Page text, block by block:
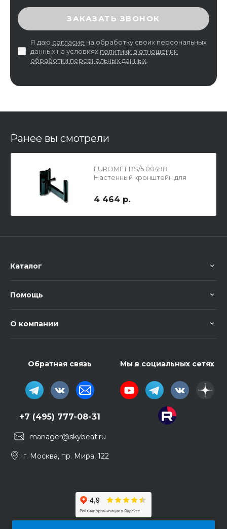
ВВЕДИТЕ ПРОВЕРОЧНЫЙ КОД
ЗАКАЗАТЬ ЗВОНОК
Я даю согласие на обработку своих персональных
данных на условиях политики в отношении
обработки персональных данных
Ранее вы смотрели
EUROMET BS/5 00498
Настенный кронштейн для
4 464 р.
Каталог
Помощь
О компании
Обратная связь
+7 (495) 777-08-31
manager@skybeat.ru
г. Москва, пр. Мира, 122
Мы в социальных сетях